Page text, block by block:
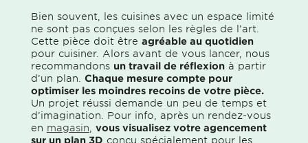
Bien souvent, les cuisines avec un espace limité
ne sont pas conçues selon les règles de l’art.
Cette pièce doit être agréable au quotidien
pour cuisiner. Alors avant de vous lancer, nous
recommandons un travail de réflexionà partir
d’un plan. Chaque mesure compte pour
optimiser les moindres recoins de votre pièce.
Un projet réussi demande un peu de temps et
d’imagination. Pour info, après un rendez-vous
en magasin vous visualisez votre agencement
sur un plan 3D conçu spécialement pour les